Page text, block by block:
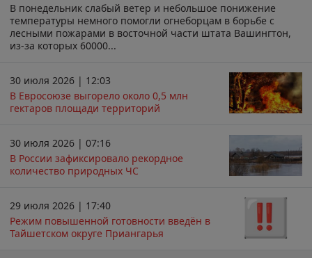
В понедельник слабый ветер и небольшое понижение
температуры немного помогли огнеборцам в борьбе с
лесными пожарами в восточной части штата Вашингтон,
из-за которых 60000...
30 июля 2026 | 12:03
В Евросоюзе выгорело около 0,5 млн
гектаров площади территорий
30 июля 2026 | 07:16
В России зафиксировало рекордное
количество природных ЧС
29 июля 2026 | 17:40
Режим повышенной готовности введён в
Тайшетском округе Приангарья